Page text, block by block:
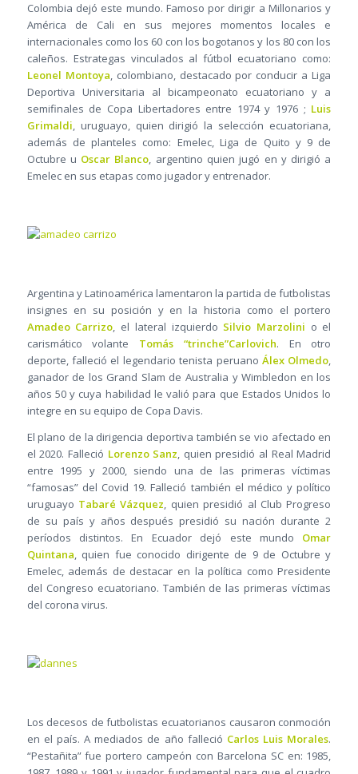
Colombia dejó este mundo. Famoso por dirigir a Millonarios y
América de Cali en sus mejores momentos locales e
internacionales como los 60 con los bogotanos y los 80 con los
caleños. Estrategas vinculados al fútbol ecuatoriano como:
Leonel Montoya, colombiano, destacado por conducir a Liga
Deportiva Universitaria al bicampeonato ecuatoriano y a
semifinales de Copa Libertadores entre 1974 y 1976 ; Luis
Grimaldi, uruguayo, quien dirigió la selección ecuatoriana,
además de planteles como: Emelec, Liga de Quito y 9 de
Octubre u Oscar Blanco, argentino quien jugó en y dirigió a
Emelec en sus etapas como jugador y entrenador.
Argentina y Latinoamérica lamentaron la partida de futbolistas
insignes en su posición y en la historia como el portero
Amadeo Carrizo, el lateral izquierdo Silvio Marzolini o el
carismático volante Tomás “trinche”Carlovich. En otro
deporte, falleció el legendario tenista peruano Álex Olmedo,
ganador de los Grand Slam de Australia y Wimbledon en los
años 50 y cuya habilidad le valió para que Estados Unidos lo
integre en su equipo de Copa Davis.
El plano de la dirigencia deportiva también se vio afectado en
el 2020. Falleció Lorenzo Sanz , quien presidió al Real Madrid
entre 1995 y 2000, siendo una de las primeras víctimas
“famosas” del Covid 19. Falleció también el médico y político
uruguayo Tabaré Vázquez , quien presidió al Club Progreso
de su país y años después presidió su nación durante 2
períodos distintos. En Ecuador dejó este mundo Omar
Quintana , quien fue conocido dirigente de 9 de Octubre y
Emelec, además de destacar en la política como Presidente
del Congreso ecuatoriano. También de las primeras víctimas
del corona virus.
Los decesos de futbolistas ecuatorianos causaron conmoción
en el país. A mediados de año falleció Carlos Luis Morales.
“Pestañita” fue portero campeón con Barcelona SC en: 1985,